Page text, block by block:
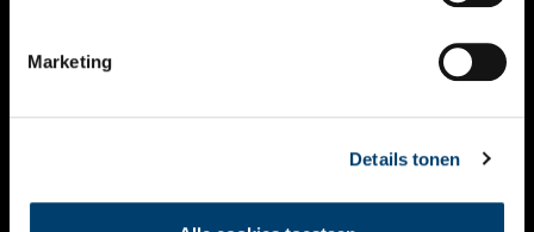
Marketing
Details tonen
VIDEO’S
CONTACT